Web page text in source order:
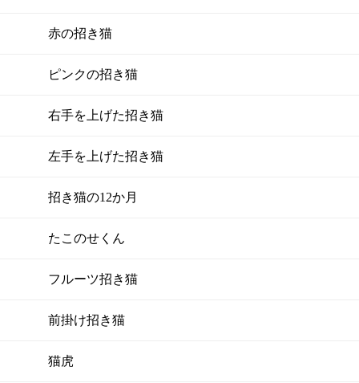
赤の招き猫
ピンクの招き猫
右手を上げた招き猫
左手を上げた招き猫
招き猫の12か月
たこのせくん
フルーツ招き猫
前掛け招き猫
猫虎